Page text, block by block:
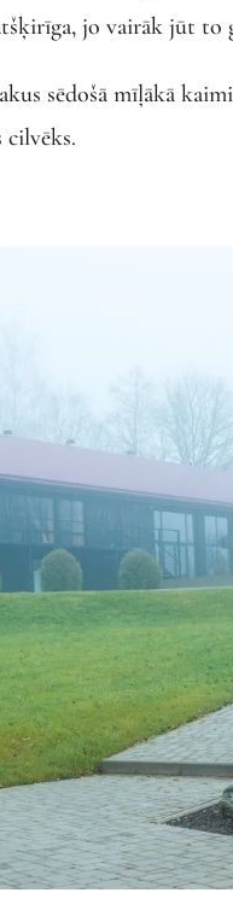
jo vairāk jūt
sēdošā mīļākā
cilvēks.